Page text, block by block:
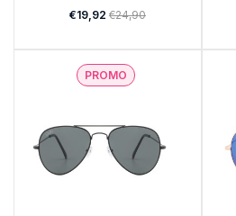
€19,92 €24,90
PROMO